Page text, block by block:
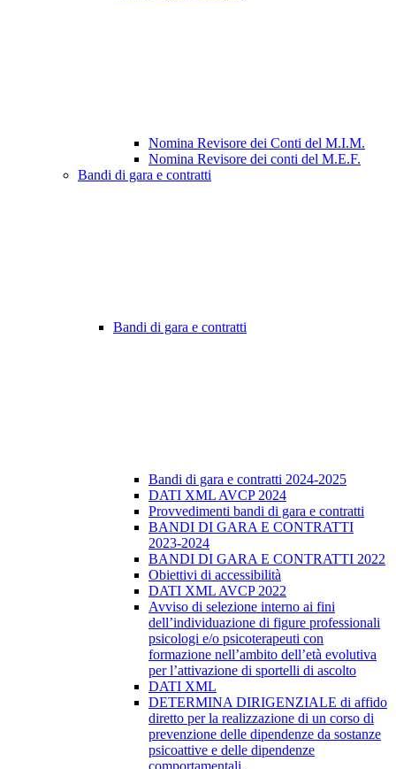
Nomina Revisore dei Conti del M.I.M.
Nomina Revisore dei conti del M.E.F.
Bandi di gara e contratti
Bandi di gara e contratti
Bandi di gara e contratti 2024-2025
DATI XML AVCP 2024
Provvedimenti bandi di gara e contratti
BANDI DI GARA E CONTRATTI
2023-2024
BANDI DI GARA E CONTRATTI 2022
Obiettivi di accessibilità
DATI XML AVCP 2022
Avviso di selezione interno ai fini
dell’individuazione di figure professionali
psicologi e/o psicoterapeuti con
formazione nell’ambito dell’età evolutiva
per l’attivazione di sportelli di ascolto
DATI XML
DETERMINA DIRIGENZIALE di affido
diretto per la realizzazione di un corso di
prevenzione delle dipendenze da sostanze
psicoattive e delle dipendenze